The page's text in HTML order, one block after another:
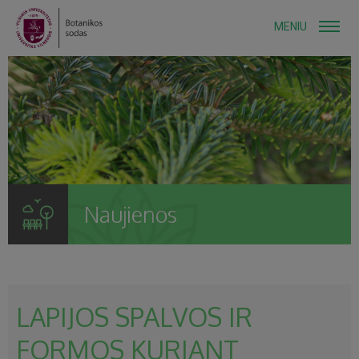
MENIU
Naujienos
LAPIJOS SPALVOS IR
FORMOS KURIANT